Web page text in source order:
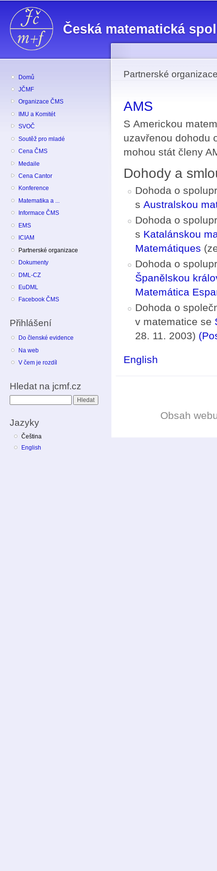
Česká matematická
Domů
JČMF
Organizace ČMS
IMU a Komitét
SVOČ
Soutěž pro mladé
Cena ČMS
Medaile
Cena Cantor
Konference
Matematika a ...
Informace ČMS
EMS
ICIAM
Partnerské organizace
Dokumenty
DML-CZ
EuDML
Facebook ČMS
Přihlášení
Do členské evidence
Na web
V čem je rozdíl
Hledat na jcmf.cz
Jazyky
Čeština
English
Partnerské
AMS
S Americkou
uzavřenou dohodu
mohou stát členy
Dohody a
Dohoda o
sAustralskou
Dohoda o
s Katalánskou
Matemátiques
Dohoda o
Španělskou
Matemática
Dohoda o
v matematice se
28. 11. 2003)
English
Obsah